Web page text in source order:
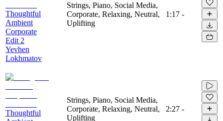
Thoughtful
Ambient
Corporate
Edit 2
Yevhen
Lokhmatov
Strings, Piano, Social Media,
Corporate, Relaxing, Neutral,
Uplifting
1:17 -
Thoughtful
Strings, Piano, Social Media,
Corporate, Relaxing, Neutral,
Uplifting
2:27 -